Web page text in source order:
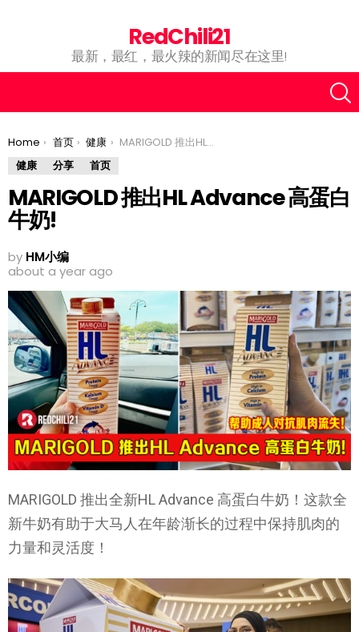
RedChili21
最新，最红，最火辣的新闻尽在这里!
You are here:
Home 首页 健康
MARIGOLD 推出HL Advance 高蛋白牛奶!
健康
分享 首页
MARIGOLD 推出HL Advance 高蛋白
牛奶!
by HM小编
about a year ago
MARIGOLD 推出全新HL Advance 高蛋白牛奶！这款全
新牛奶有助于大马人在年龄渐长的过程中保持肌肉的
力量和灵活度！